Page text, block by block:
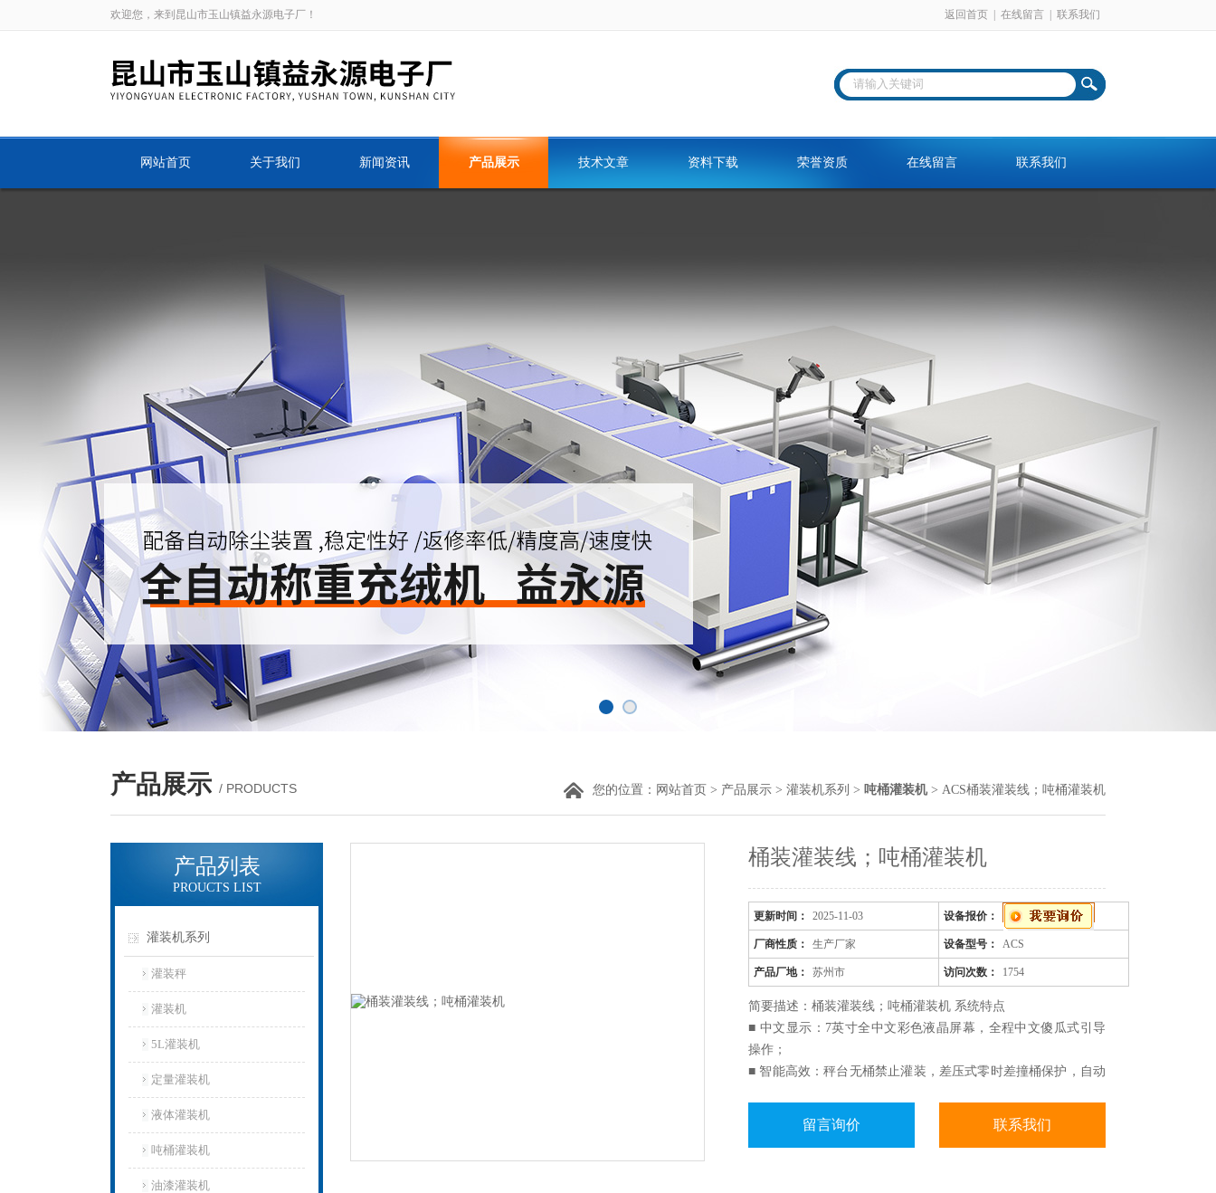
欢迎您，来到昆山市玉山镇益永源电子厂！ 返回首页 在线留言 联系我们
网站首页 关于我们 新闻资讯 产品展示 技术文章 资料下载 荣誉资质 在线留言 联系我们
产品展示 / PRODUCTS 您的位置： 网站首页 > 产品展示 > 灌装机系列 > 吨桶灌装机> ACS桶装灌装线；吨桶灌装机
产品列表
PROUCTS LIST
灌装机系列
灌装秤
灌装机
5L灌装机
定量灌装机
液体灌装机
吨桶灌装机
油漆灌装机
桶装灌装线；吨桶灌装机
更新时间： 2025-11-03 设备报价：
厂商性质： 生产厂家 设备型号： ACS
产品厂地： 苏州市 访问次数： 1754
简要描述：桶装灌装线；吨桶灌装机 系统特点
■ 中文显示：7英寸全中文彩色液晶屏幕，全程中文傻瓜式引导
操作；
■ 智能高效：秤台无桶禁止灌装，差压式零时差撞桶保护，自动
■ 设备灌枪：源自德国技术，五层密封件设计，确保灌装完毕无
留言询价 联系我们